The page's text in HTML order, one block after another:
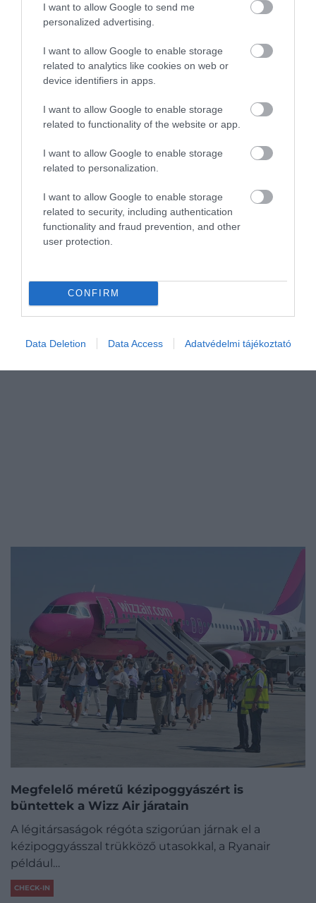
I want to allow Google to send me
personalized advertising.
I want to allow Google to enable storage
related to analytics like cookies on web or
device identifiers in apps.
I want to allow Google to enable storage
related to functionality of the website or app.
I want to allow Google to enable storage
related to personalization.
I want to allow Google to enable storage
related to security, including authentication
functionality and fraud prevention, and other
user protection.
CONFIRM
Data Deletion Data Access Adatvédelmi tájékoztató
Európa egyik leghosszabb kifutópályájával tér
vissza ez a spanyol repülőtér
Megfelelő méretű kézipoggyászért is
büntettek a Wizz Air járatain
A légitársaságok régóta szigorúan járnak el a
kézipoggyásszal trükköző utasokkal, a Ryanair
például…
CHECK-IN